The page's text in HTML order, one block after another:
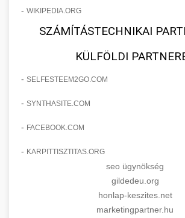
- WIKIPEDIA.ORG
SZÁMÍTÁSTECHNIKAI
KÜLFÖLDI
- SELFESTEEM2GO.COM
- SYNTHASITE.COM
- FACEBOOK.COM
- KARPITTISZTITAS.ORG
seo ügynökség
gildedeu.org
honlap-keszites.net
marketingpartner.hu